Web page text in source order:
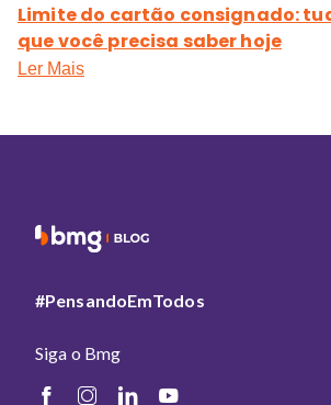
Limite do cartão consignado:
que você precisa saber hoje
Ler Mais
#PensandoEmTodos
Siga o Bmg